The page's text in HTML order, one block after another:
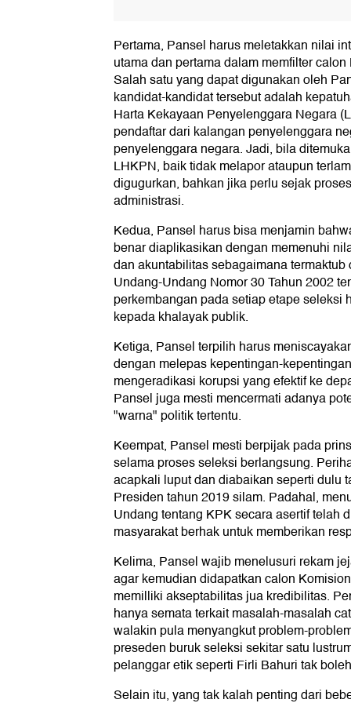
Pertama, Pansel harus meletakkan nilai
utama dan pertama dalam memfilter
Salah satu yang dapat digunakan oleh
kandidat-kandidat tersebut adalah
Harta Kekayaan Penyelenggara Negara
pendaftar dari kalangan penyelenggara
penyelenggara negara. Jadi, bila
LHKPN, baik tidak melapor ataupun
digugurkan, bahkan jika perlu sejak
administrasi.
Kedua, Pansel harus bisa menjamin
benar diaplikasikan dengan memenuhi
dan akuntabilitas sebagaimana termaktub
Undang-Undang Nomor 30 Tahun 2002
perkembangan pada setiap etape seleksi
kepada khalayak publik.
Ketiga, Pansel terpilih harus
dengan melepas kepentingan-
mengeradikasi korupsi yang efektif ke
Pansel juga mesti mencermati adanya
"warna" politik tertentu.
Keempat, Pansel mesti berpijak pada
selama proses seleksi berlangsung.
acapkali luput dan diabaikan seperti dulu
Presiden tahun 2019 silam. Padahal,
Undang tentang KPK secara asertif telah
masyarakat berhak untuk memberikan
Kelima, Pansel wajib menelusuri rekam
agar kemudian didapatkan calon
memilliki akseptabilitas jua kredibilitas.
hanya semata terkait masalah-masalah
walakin pula menyangkut problem-
preseden buruk seleksi sekitar satu
pelanggar etik seperti Firli Bahuri tak
Selain itu, yang tak kalah penting dari